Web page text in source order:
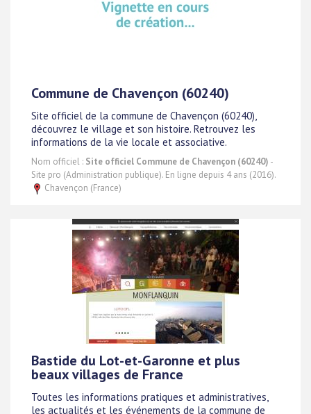
Commune de Chavençon (60240)
Site officiel de la commune de Chavençon (60240),
découvrez le village et son histoire. Retrouvez les
informations de la vie locale et associative.
Nom officiel : Site officiel Commune de Chavençon (60240) -
Site pro (Administration publique). En ligne depuis 4 ans (2016).
Chavençon (France)
Bastide du Lot-et-Garonne et plus
beaux villages de France
Toutes les informations pratiques et administratives,
les actualités et les événements de la commune de